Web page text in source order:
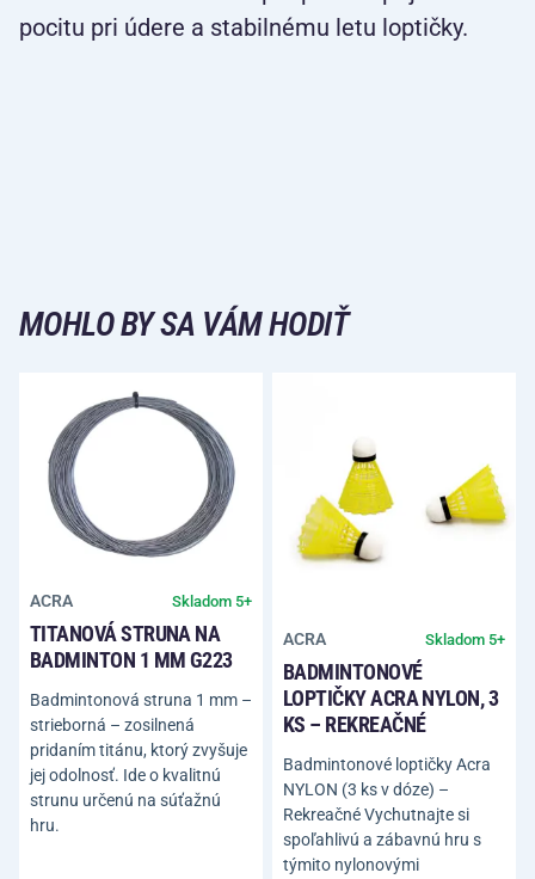
pocitu pri údere a stabilnému letu loptičky.
MOHLO BY SA VÁM HODIŤ
ACRA Skladom 5+
TITANOVÁ STRUNA NA
BADMINTON 1 MM G223
Badmintonová struna 1 mm –
strieborná – zosilnená
pridaním titánu, ktorý zvyšuje
jej odolnosť. Ide o kvalitnú
strunu určenú na súťažnú
hru.
ACRA Skladom 5+
BADMINTONOVÉ
LOPTIČKY ACRA NYLON, 3
KS – REKREAČNÉ
Badmintonové loptičky Acra
NYLON (3 ks v dóze) –
Rekreačné Vychutnajte si
spoľahlivú a zábavnú hru s
týmito nylonovými